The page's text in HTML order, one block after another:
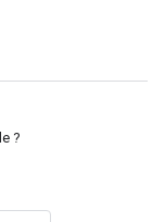
?